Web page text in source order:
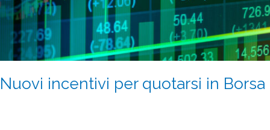
Nuovi incentivi per quotarsi in Borsa